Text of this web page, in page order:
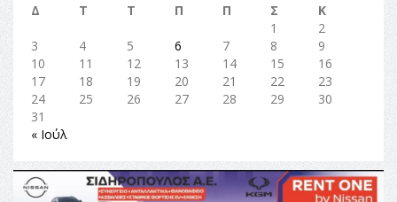
Δ
Τ Τ Π Π Σ
Κ
1
2
3
4 5 6 7 8
9
10
11 12 13 14 15
16
17
18 19 20 21 22
23
24
25 26 27 28 29
30
31
« Ιούλ